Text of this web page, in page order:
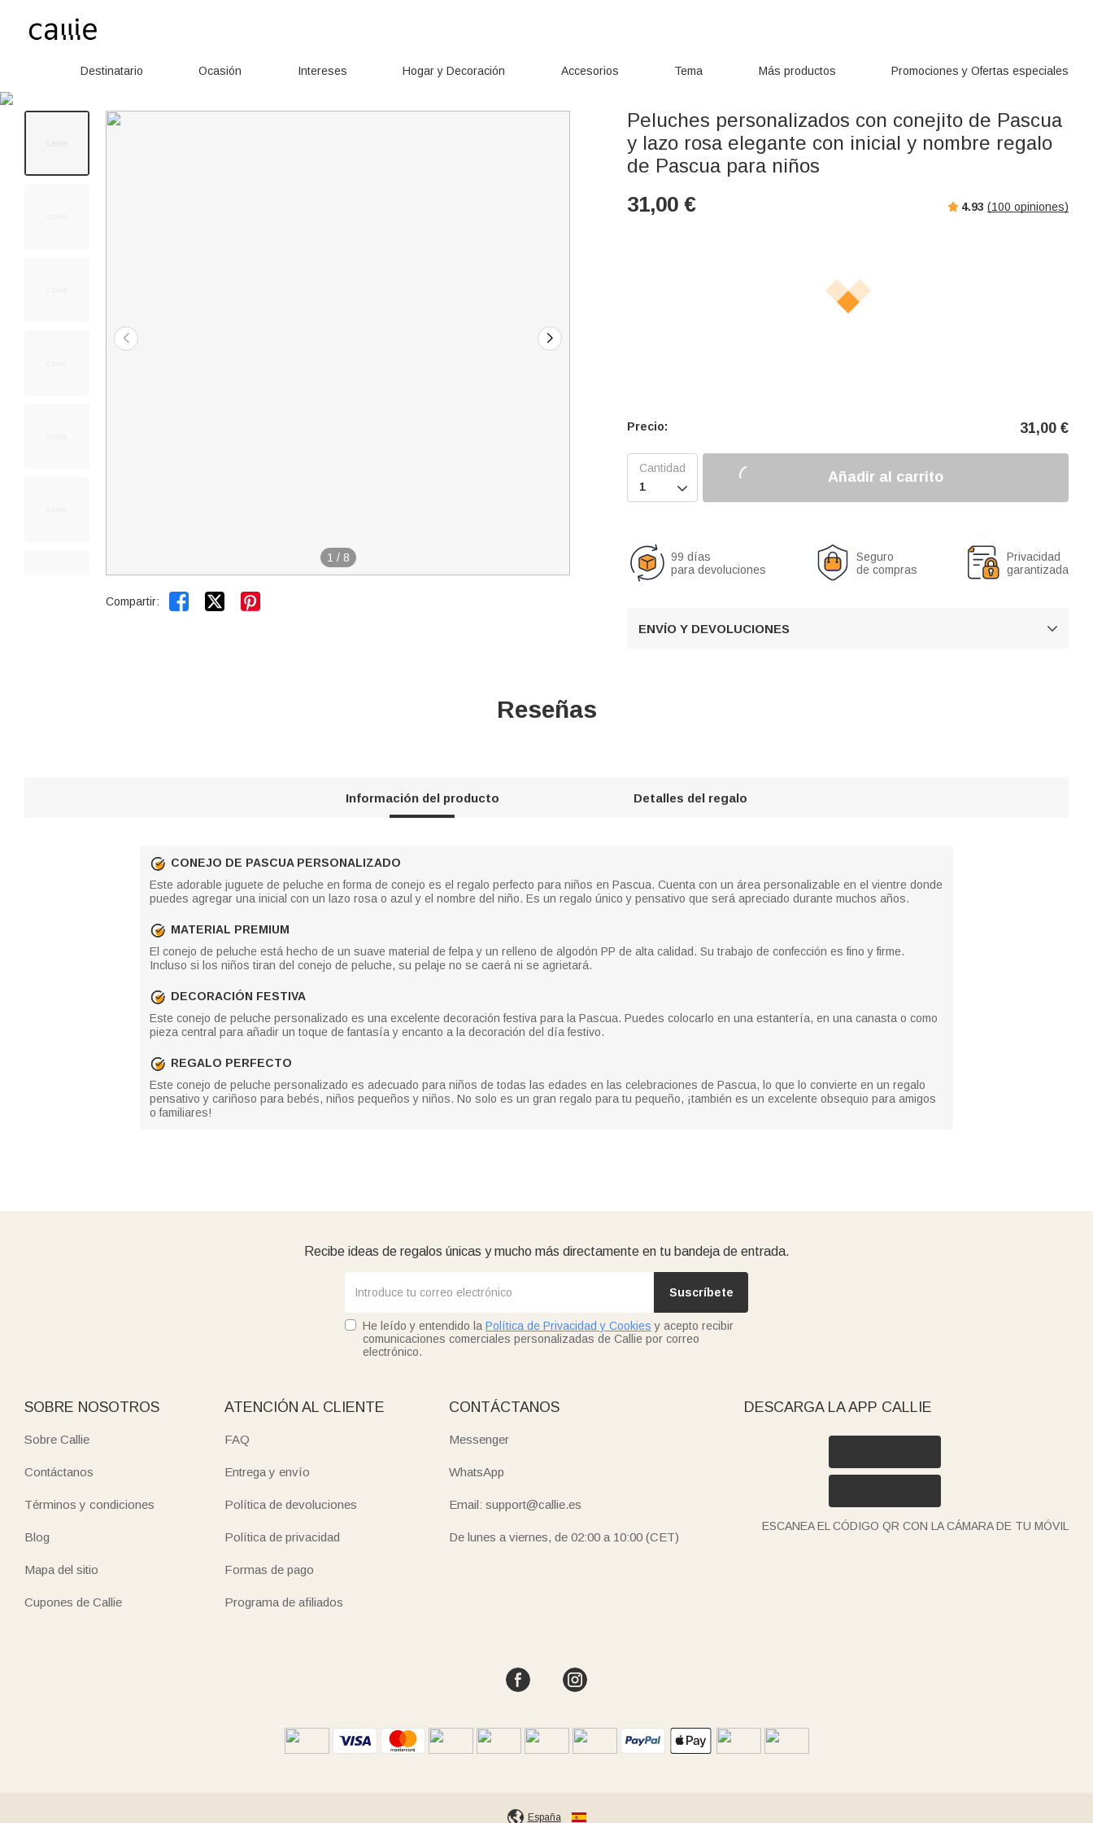
Destinatario Ocasión Intereses Hogar y Decoración Accesorios Tema Más productos Promociones y Ofertas especiales
1 / 8
Compartir:  
Peluches personalizados con conejito de Pascua
y lazo rosa elegante con inicial y nombre regalo
de Pascua para niños
31,00 € 4.93 (100 opiniones)
Precio: 31,00 €

Añadir al carrito
99 días
para devoluciones
Seguro
de compras
Privacidad
garantizada
ENVÍO Y DEVOLUCIONES 
Reseñas
Información del producto Detalles del regalo
CONEJO DE PASCUA PERSONALIZADO
Este adorable juguete de peluche en forma de conejo es el regalo perfecto para niños en Pascua. Cuenta con un área personalizable en el vientre donde
puedes agregar una inicial con un lazo rosa o azul y el nombre del niño. Es un regalo único y pensativo que será apreciado durante muchos años.
MATERIAL PREMIUM
El conejo de peluche está hecho de un suave material de felpa y un relleno de algodón PP de alta calidad. Su trabajo de confección es fino y firme.
Incluso si los niños tiran del conejo de peluche, su pelaje no se caerá ni se agrietará.
DECORACIÓN FESTIVA
Este conejo de peluche personalizado es una excelente decoración festiva para la Pascua. Puedes colocarlo en una estantería, en una canasta o como
pieza central para añadir un toque de fantasía y encanto a la decoración del día festivo.
REGALO PERFECTO
Este conejo de peluche personalizado es adecuado para niños de todas las edades en las celebraciones de Pascua, lo que lo convierte en un regalo
pensativo y cariñoso para bebés, niños pequeños y niños. No solo es un gran regalo para tu pequeño, ¡también es un excelente obsequio para amigos
o familiares!
Recibe ideas de regalos únicas y mucho más directamente en tu bandeja de entrada.
Suscríbete
He leído y entendido la Política de Privacidad y Cookies y acepto recibir
comunicaciones comerciales personalizadas de Callie por correo
electrónico.
SOBRE NOSOTROS
Sobre Callie
Contáctanos
Términos y condiciones
Blog
Mapa del sitio
Cupones de Callie
ATENCIÓN AL CLIENTE
FAQ
Entrega y envío
Política de devoluciones
Política de privacidad
Formas de pago
Programa de afiliados
CONTÁCTANOS
Messenger
WhatsApp
Email: support@callie.es
De lunes a viernes, de 02:00 a 10:00 (CET)
DESCARGA LA APP CALLIE
ESCANEA EL CÓDIGO QR CON LA CÁMARA DE TU MÓVIL
España